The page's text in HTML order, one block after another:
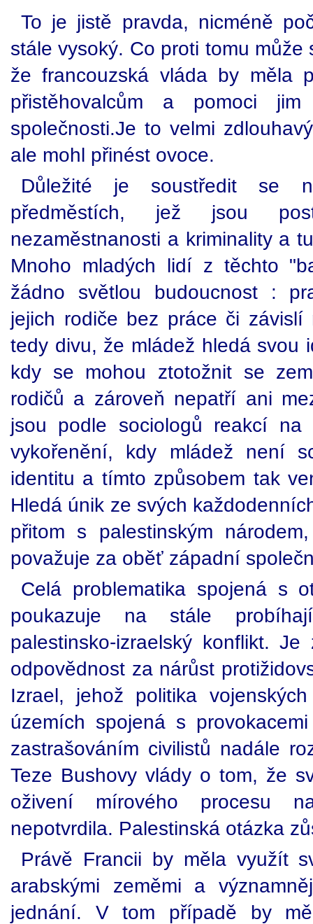
To je jistě pravda, nicméně
stále vysoký. Co proti tomu
že francouzská vláda by měla
přistěhovalcům a pomoci
společnosti.Je to velmi
ale mohl přinést ovoce.
Důležité je soustředit se
předměstích, jež jsou
nezaměstnanosti a kriminality a
Mnoho mladých lidí z těchto
žádno světlou budoucnost :
jejich rodiče bez práce či
tedy divu, že mládež hledá svou
kdy se mohou ztotožnit se
rodičů a zároveň nepatří ani
jsou podle sociologů reakcí
vykořenění, kdy mládež není
identitu a tímto způsobem tak
Hledá únik ze svých
přitom s palestinským
považuje za oběť západní
Celá problematika spojená s
poukazuje na stále
palestinsko-izraelský konflikt.
odpovědnost za nárůst
Izrael, jehož politika
územích spojená s
zastrašováním civilistů nadále
Teze Bushovy vlády o tom, že
oživení mírového procesu
nepotvrdila. Palestinská otázka
Právě Francii by měla využít
arabskými zeměmi a
jednání. V tom případě by